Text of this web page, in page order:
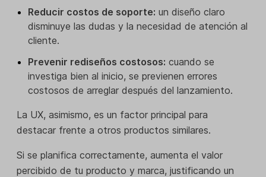
Reducir costos de soporte: un diseño claro
disminuye las dudas y la necesidad de atención al
cliente.
Prevenir rediseños costosos: cuando se
investiga bien al inicio, se previenen errores
costosos de arreglar después del lanzamiento.
La UX, asimismo, es un factor principal para
destacar frente a otros productos similares.
Si se planifica correctamente, aumenta el valor
percibido de tu producto y marca, justificando un